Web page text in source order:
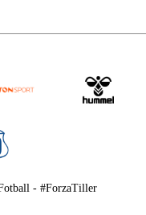
- #ForzaTiller